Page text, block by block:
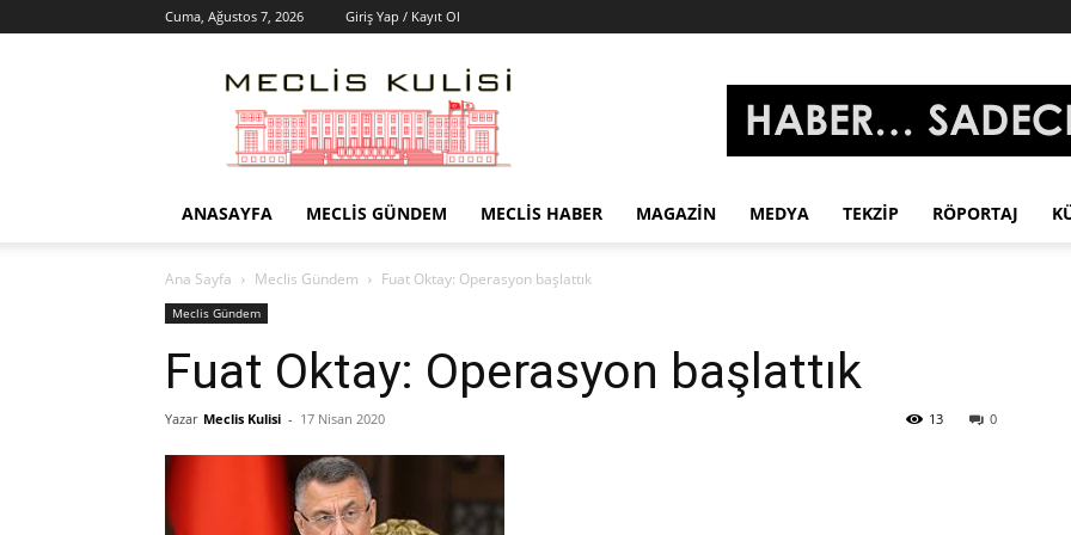
Cuma, Ağustos 7, 2026 Giriş Yap / Kayıt Ol
Meclis
Kulisi
–
Haber
ANASAYFA
MECLIS GÜNDEM MECLIS HABER MAGAZIN MEDYA TEKZIP RÖPORTAJ
Ana Sayfa Meclis Gündem Fuat Oktay: Operasyon başlattık
Meclis Gündem
Fuat Oktay: Operasyon başlattık
Yazar Meclis Kulisi - 17 Nisan 2020 0
13